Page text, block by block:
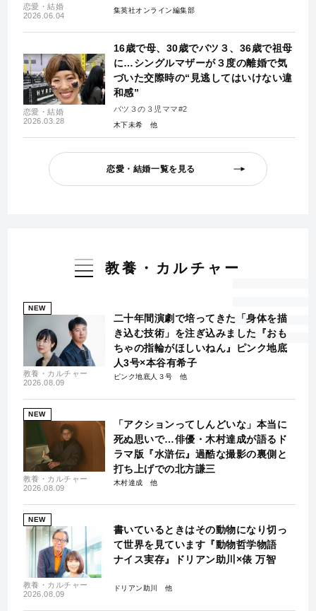
恋愛・結婚
2026.06.04
集英社オンライン編集部
恋愛・結婚
2026.03.28
16歳で母、30歳でバツ３、36歳で祖母
に…シングルマザーが３度の離婚で気
づいた交際時の“見逃してはいけない違
和感”
バツ３の３児ママ#2
木下未希
恋愛・結婚一覧を見る
教養・カルチャー
NEW
教養・カルチャー
2026.08.09
二十年間演劇で培ってきた「身体を描
き込む技術」を注ぎ込みました『おも
ちゃの指輪がほしいねん』ピンク地底
人3号×本谷有希子
ピンク地底人３号
NEW
教養・カルチャー
2026.08.09
「アクションってしんどいな」本当に
死ぬ思いで…俳優・木村達成が語るド
ラマ版『水滸伝』過酷な撮影の裏側と
打ち上げでの北方謙三
木村達成
NEW
教養・カルチャー
2026.08.09
書いているときはその動物になり切っ
て世界を見ています『動物哲学物語
ナイス実存』ドリアン助川×俵 万智
ドリアン助川